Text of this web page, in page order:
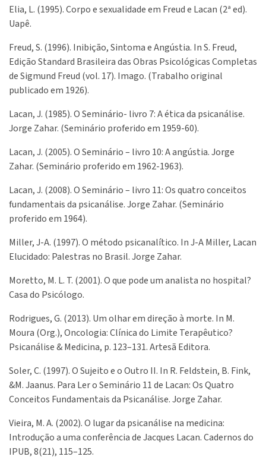
Elia, L. (1995). Corpo e sexualidade em Freud e Lacan (2ª ed).
Uapê.
Freud, S. (1996). Inibição, Sintoma e Angústia. In S. Freud,
Edição Standard Brasileira das Obras Psicológicas Completas
de Sigmund Freud (vol. 17). Imago. (Trabalho original
publicado em 1926).
Lacan, J. (1985). O Seminário- livro 7: A ética da psicanálise.
Jorge Zahar. (Seminário proferido em 1959-60).
Lacan, J. (2005). O Seminário – livro 10: A angústia. Jorge
Zahar. (Seminário proferido em 1962-1963).
Lacan, J. (2008). O Seminário – livro 11: Os quatro conceitos
fundamentais da psicanálise. Jorge Zahar. (Seminário
proferido em 1964).
Miller, J-A. (1997). O método psicanalítico. In J-A Miller, Lacan
Elucidado: Palestras no Brasil. Jorge Zahar.
Moretto, M. L. T. (2001). O que pode um analista no hospital?
Casa do Psicólogo.
Rodrigues, G. (2013). Um olhar em direção à morte. In M.
Moura (Org.), Oncologia: Clínica do Limite Terapêutico?
Psicanálise & Medicina, p. 123–131. Artesã Editora.
Soler, C. (1997). O Sujeito e o Outro II. In R. Feldstein, B. Fink,
&M. Jaanus. Para Ler o Seminário 11 de Lacan: Os Quatro
Conceitos Fundamentais da Psicanálise. Jorge Zahar.
Vieira, M. A. (2002). O lugar da psicanálise na medicina:
Introdução a uma conferência de Jacques Lacan. Cadernos do
IPUB, 8(21), 115–125.